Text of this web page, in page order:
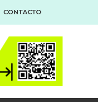
CONTACTO